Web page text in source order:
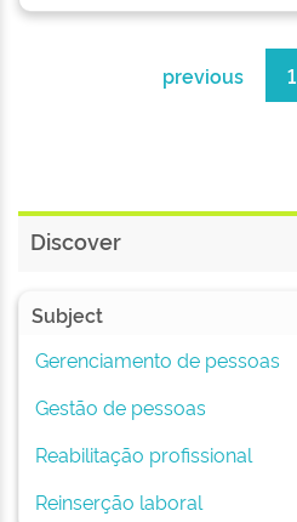
previous 1
Discover
Subject
Gerenciamento de pessoas
Gestão de pessoas
Reabilitação profissional
Reinserção laboral